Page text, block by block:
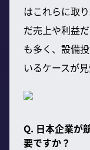
はこれらに取
だ売上や利益
も多く、設備
いるケースが見
Q. 日本企業が
要ですか？